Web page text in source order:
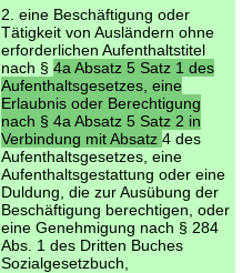
2. eine Beschäftigung oder
Tätigkeit von Ausländern ohne
erforderlichen Aufenthaltstitel
nach § 4a Absatz 5 Satz 1 des
Aufenthaltsgesetzes, eine
Erlaubnis oder Berechtigung
nach § 4a Absatz 5 Satz 2 in
Verbindung mit Absatz 4 des
Aufenthaltsgesetzes, eine
Aufenthaltsgestattung oder eine
Duldung, die zur Ausübung der
Beschäftigung berechtigen, oder
eine Genehmigung nach § 284
Abs. 1 des Dritten Buches
Sozialgesetzbuch,